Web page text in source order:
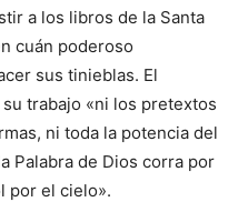
a los libros de la Santa
cuán poderoso
sus tinieblas. El
trabajo «ni los pretextos
ni toda la potencia del
Palabra de Dios corra por
por el cielo».